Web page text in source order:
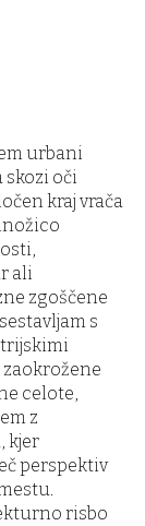
urbani
skozi oči
kraj vrača
ali
zgoščene
s
celote,
z
kjer
perspektiv
risbo